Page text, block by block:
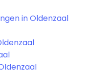
in Oldenzaal